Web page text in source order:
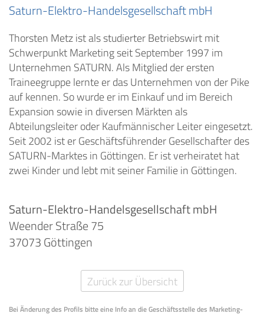
Saturn-Elektro-Handelsgesellschaft mbH
Thorsten Metz ist als studierter Betriebswirt mit
Schwerpunkt Marketing seit September 1997 im
Unternehmen SATURN. Als Mitglied der ersten
Traineegruppe lernte er das Unternehmen von der Pike
auf kennen. So wurde er im Einkauf und im Bereich
Expansion sowie in diversen Märkten als
Abteilungsleiter oder Kaufmännischer Leiter eingesetzt.
Seit 2002 ist er Geschäftsführender Gesellschafter des
SATURN-Marktes in Göttingen. Er ist verheiratet hat
zwei Kinder und lebt mit seiner Familie in Göttingen.
Saturn-Elektro-Handelsgesellschaft mbH
Weender Straße 75
37073 Göttingen
Zurück zur Übersicht
Bei Änderung des Profils bitte eine Info an die Geschäftsstelle des Marketing-